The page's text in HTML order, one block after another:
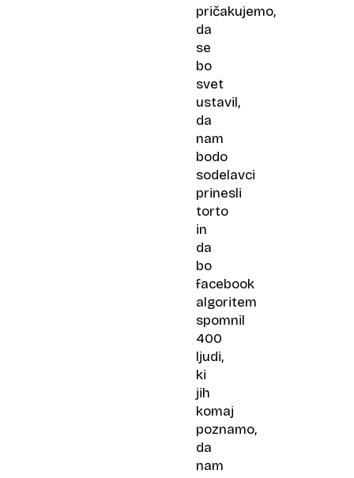
pričakujemo,
da
se
bo
svet
ustavil,
da
nam
bodo
sodelavci
prinesli
torto
in
da
bo
facebook
algoritem
spomnil
400
ljudi,
ki
jih
komaj
poznamo,
da
nam